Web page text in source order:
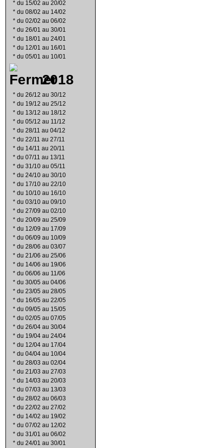
* du 15/02 au 20/02
* du 08/02 au 14/02
* du 02/02 au 06/02
* du 26/01 au 30/01
* du 18/01 au 24/01
* du 12/01 au 16/01
* du 05/01 au 10/01
2018
* du 26/12 au 30/12
* du 19/12 au 25/12
* du 13/12 au 18/12
* du 05/12 au 11/12
* du 28/11 au 04/12
* du 22/11 au 27/11
* du 14/11 au 20/11
* du 07/11 au 13/11
* du 31/10 au 05/11
* du 24/10 au 30/10
* du 17/10 au 22/10
* du 10/10 au 16/10
* du 03/10 au 09/10
* du 27/09 au 02/10
* du 20/09 au 25/09
* du 12/09 au 17/09
* du 06/09 au 10/09
* du 28/06 au 03/07
* du 21/06 au 25/06
* du 14/06 au 19/06
* du 06/06 au 11/06
* du 30/05 au 04/06
* du 23/05 au 28/05
* du 16/05 au 22/05
* du 09/05 au 15/05
* du 02/05 au 07/05
* du 26/04 au 30/04
* du 19/04 au 24/04
* du 12/04 au 17/04
* du 04/04 au 10/04
* du 28/03 au 02/04
* du 21/03 au 27/03
* du 14/03 au 20/03
* du 07/03 au 13/03
* du 28/02 au 06/03
* du 22/02 au 27/02
* du 14/02 au 19/02
* du 07/02 au 12/02
* du 31/01 au 06/02
* du 24/01 au 30/01